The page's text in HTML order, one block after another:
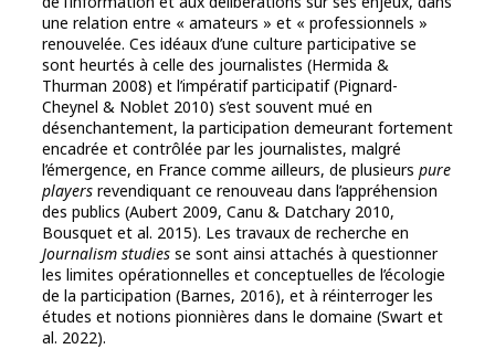
une relation entre « amateurs » et « professionnels »
renouvelée. Ces idéaux d’une culture participative se
sont heurtés à celle des journalistes (Hermida &
Thurman 2008) et l’impératif participatif (Pignard-
Cheynel & Noblet 2010) s’est souvent mué en
désenchantement, la participation demeurant fortement
encadrée et contrôlée par les journalistes, malgré
l’émergence, en France comme ailleurs, de plusieurs pure
players revendiquant ce renouveau dans l’appréhension
des publics (Aubert 2009, Canu & Datchary 2010,
Bousquet et al. 2015). Les travaux de recherche en
Journalism studies se sont ainsi attachés à questionner
les limites opérationnelles et conceptuelles de l’écologie
de la participation (Barnes, 2016), et à réinterroger les
études et notions pionnières dans le domaine (Swart et
al. 2022).